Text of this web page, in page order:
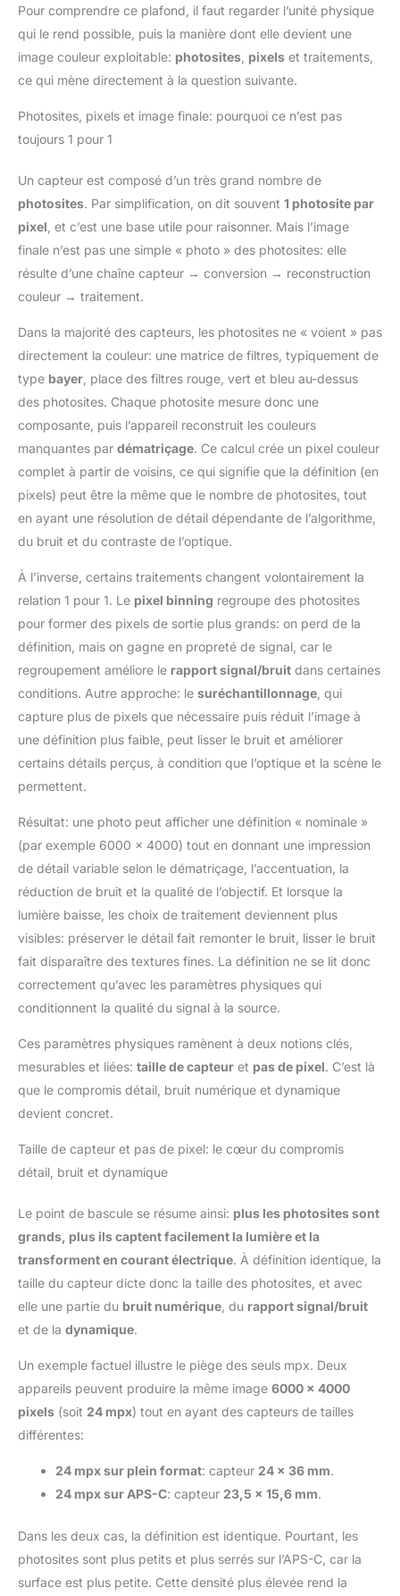
Pour comprendre ce plafond, il faut regarder l’unité physique
qui le rend possible, puis la manière dont elle devient une
image couleur exploitable: photosites pixels et traitements,
ce qui mène directement à la question suivante.
Photosites, pixels et image finale: pourquoi ce n’est pas
toujours 1 pour 1
Un capteur est composé d’un très grand nombre de
photosites. Par simplification, on dit souvent 1 photosite par
pixel , et c’est une base utile pour raisonner. Mais l’image
finale n’est pas une simple « photo » des photosites: elle
résulte d’une chaîne capteur → conversion → reconstruction
couleur → traitement.
Dans la majorité des capteurs, les photosites ne « voient » pas
directement la couleur: une matrice de filtres, typiquement de
type bayer , place des filtres rouge, vert et bleu au-dessus
des photosites. Chaque photosite mesure donc une
composante, puis l’appareil reconstruit les couleurs
manquantes par dématriçage. Ce calcul crée un pixel couleur
complet à partir de voisins, ce qui signifie que la définition (en
pixels) peut être la même que le nombre de photosites, tout
en ayant une résolution de détail dépendante de l’algorithme,
du bruit et du contraste de l’optique.
À l’inverse, certains traitements changent volontairement la
relation 1 pour 1. Le pixel binning regroupe des photosites
pour former des pixels de sortie plus grands: on perd de la
définition, mais on gagne en propreté de signal, car le
regroupement améliore le rapport signal/bruit dans certaines
conditions. Autre approche: le suréchantillonnage , qui
capture plus de pixels que nécessaire puis réduit l’image à
une définition plus faible, peut lisser le bruit et améliorer
certains détails perçus, à condition que l’optique et la scène le
permettent.
Résultat: une photo peut afficher une définition « nominale »
(par exemple 6000 × 4000) tout en donnant une impression
de détail variable selon le dématriçage, l’accentuation, la
réduction de bruit et la qualité de l’objectif. Et lorsque la
lumière baisse, les choix de traitement deviennent plus
visibles: préserver le détail fait remonter le bruit, lisser le bruit
fait disparaître des textures fines. La définition ne se lit donc
correctement qu’avec les paramètres physiques qui
conditionnent la qualité du signal à la source.
Ces paramètres physiques ramènent à deux notions clés,
mesurables et liées: taille de capteur et pas de pixel. C’est là
que le compromis détail, bruit numérique et dynamique
devient concret.
Taille de capteur et pas de pixel: le cœur du compromis
détail, bruit et dynamique
Le point de bascule se résume ainsi: plus les photosites sont
grands, plus ils captent facilement la lumière et la
transforment en courant électrique. À définition identique, la
taille du capteur dicte donc la taille des photosites, et avec
elle une partie du bruit numérique , du rapport signal/bruit
et de la dynamique.
Un exemple factuel illustre le piège des seuls mpx. Deux
appareils peuvent produire la même image 6000 × 4000
pixels (soit 24 mpx) tout en ayant des capteurs de tailles
différentes:
24 mpx sur plein format: capteur 24 × 36 mm.
24 mpx sur APS-C: capteur 23,5 × 15,6 mm.
Dans les deux cas, la définition est identique. Pourtant, les
photosites sont plus petits et plus serrés sur l’APS-C, car la
surface est plus petite. Cette densité plus élevée rend la